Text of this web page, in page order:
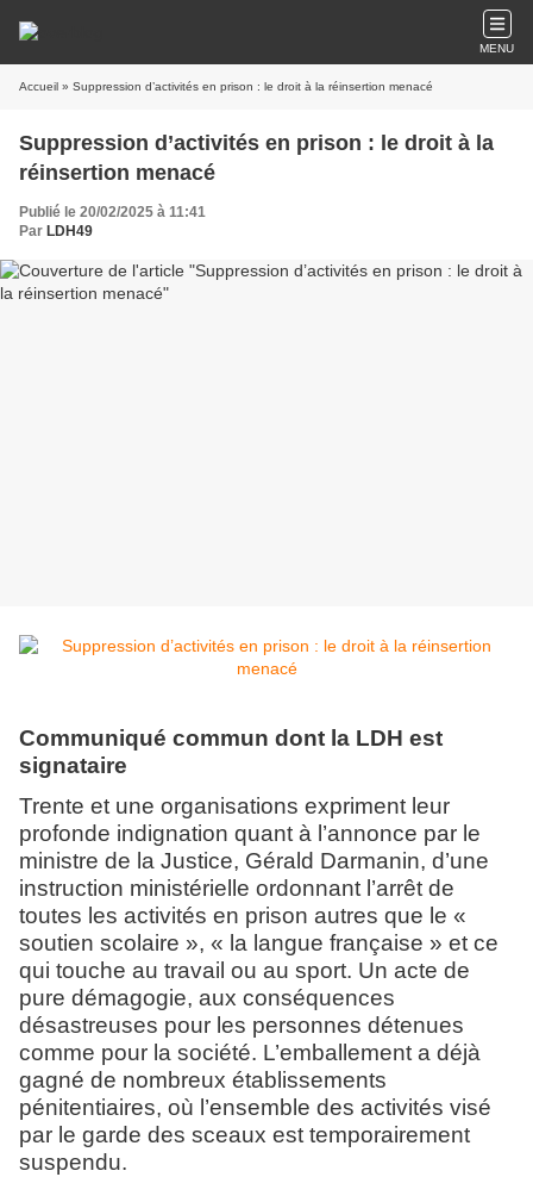
MENU
Accueil » Suppression d’activités en prison : le droit à la réinsertion menacé
Suppression d’activités en prison : le droit à la
réinsertion menacé
Publié le 20/02/2025 à 11:41
Par LDH49
Communiqué commun dont la LDH est
signataire
Trente et une organisations expriment leur
profonde indignation quant à l’annonce par le
ministre de la Justice, Gérald Darmanin, d’une
instruction ministérielle ordonnant l’arrêt de
toutes les activités en prison autres que le «
soutien scolaire », « la langue française » et ce
qui touche au travail ou au sport. Un acte de
pure démagogie, aux conséquences
désastreuses pour les personnes détenues
comme pour la société. L’emballement a déjà
gagné de nombreux établissements
pénitentiaires, où l’ensemble des activités visé
par le garde des sceaux est temporairement
suspendu.